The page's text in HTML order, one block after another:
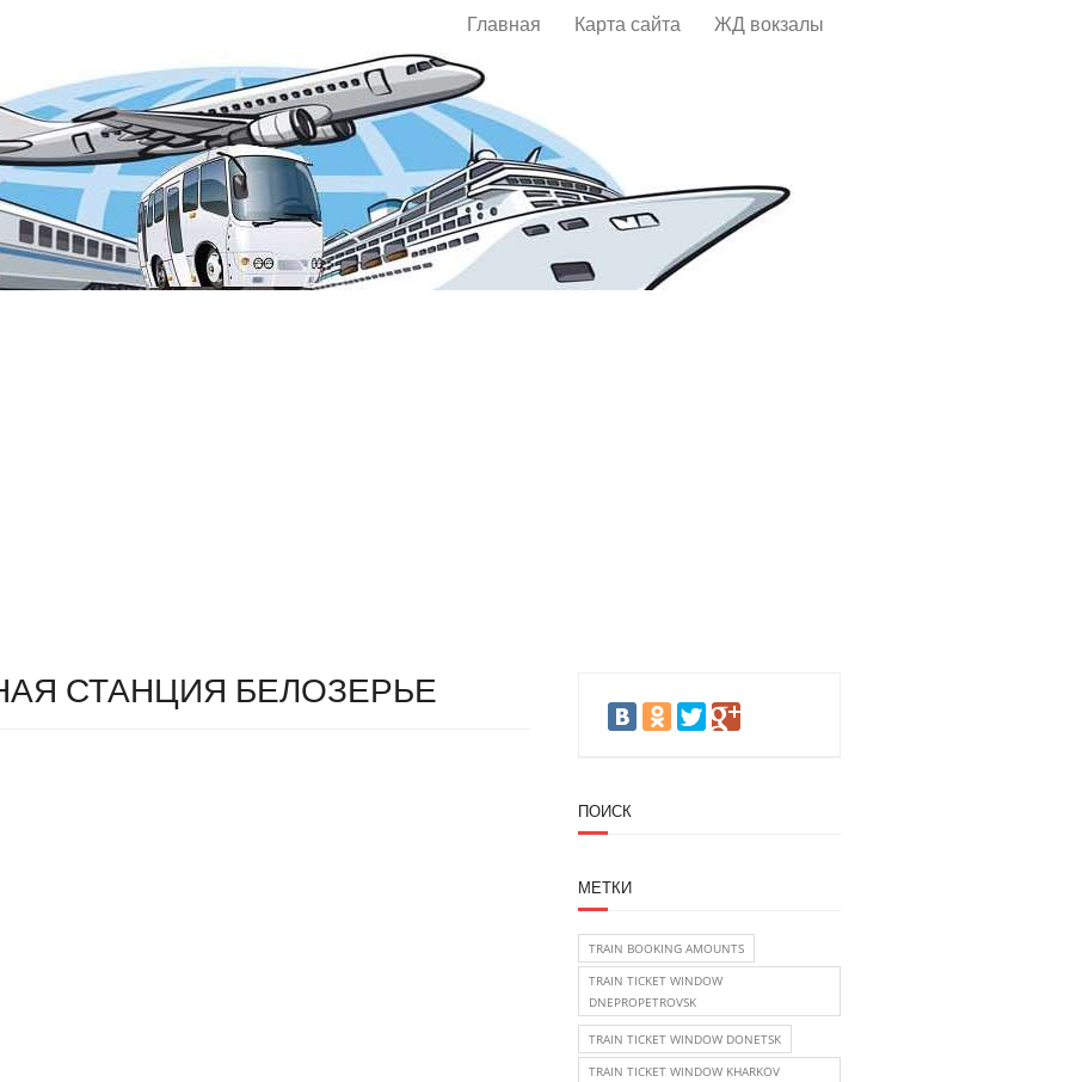
Главная Карта сайта ЖД вокзалы
СТАНЦИЯ БЕЛОЗЕРЬЕ
ПОИСК
МЕТКИ
TRAIN BOOKING AMOUNTS
TRAIN TICKET WINDOW
DNEPROPETROVSK
TRAIN TICKET WINDOW DONETSK
TRAIN TICKET WINDOW KHARKOV